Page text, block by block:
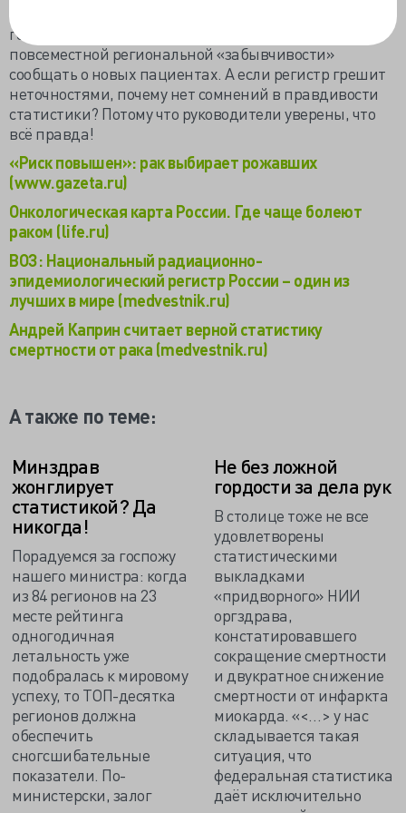
говорили, что грешит неточностями из-за
повсеместной региональной «забывчивости»
сообщать о новых пациентах. А если регистр грешит
неточностями, почему нет сомнений в правдивости
статистики? Потому что руководители уверены, что
всё правда!
«Риск повышен»: рак выбирает рожавших
(www.gazeta.ru)
Онкологическая карта России. Где чаще болеют
раком (life.ru)
ВОЗ: Национальный радиационно-
эпидемиологический регистр России – один из
лучших в мире (medvestnik.ru)
Андрей Каприн считает верной статистику
смертности от рака (medvestnik.ru)
А также по теме:
Минздрав
жонглирует
статистикой? Да
никогда!
Порадуемся за госпожу
нашего министра: когда
из 84 регионов на 23
месте рейтинга
одногодичная
летальность уже
подобралась к мировому
успеху, то ТОП-десятка
регионов должна
обеспечить
сногсшибательные
показатели. По-
министерски, залог
Не без ложной
гордости за дела рук
В столице тоже не все
удовлетворены
статистическими
выкладками
«придворного» НИИ
оргздрава,
констатировавшего
сокращение смертности
и двукратное снижение
смертности от инфаркта
миокарда. «<…> у нас
складывается такая
ситуация, что
федеральная статистика
даёт исключительно